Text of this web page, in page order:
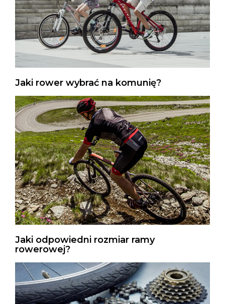
Jaki rower wybrać na komunię?
Jaki odpowiedni rozmiar ramy
rowerowej?